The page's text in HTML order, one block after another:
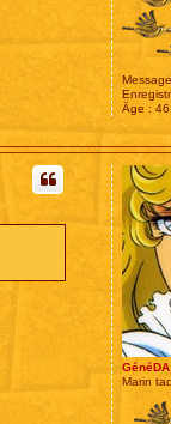
Âge : 46
GénéDA
Marin